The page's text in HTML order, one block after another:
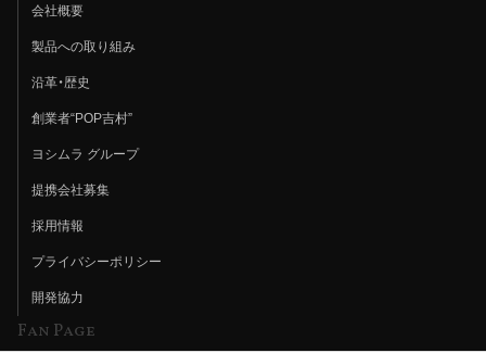
会社概要
製品への取り組み
沿革・歴史
創業者“POP吉村”
ヨシムラ グループ
提携会社募集
採用情報
プライバシーポリシー
開発協力
Fan Page